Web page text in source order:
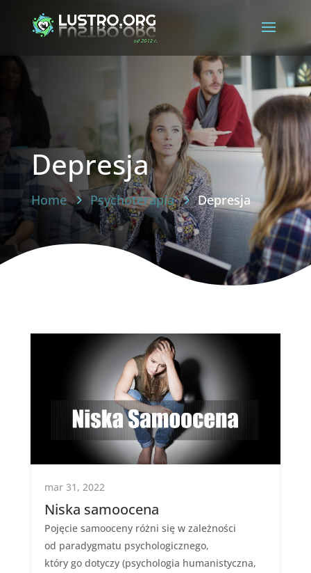
Depresja
Home Psychoterapia Depresja
Niska samoocena
mar 31, 2022
Pojęcie samooceny różni się w zależności
od paradygmatu psychologicznego,
który go dotyczy (psychologia humanistyczna,